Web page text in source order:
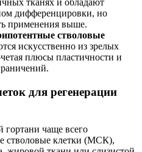
тканях и обладают
дифференцировки, но
применения выше.
стволовые
искусственно из зрелых
плюсы пластичности и
для регенерации
гортани чаще всего
стволовые клетки (МСК),